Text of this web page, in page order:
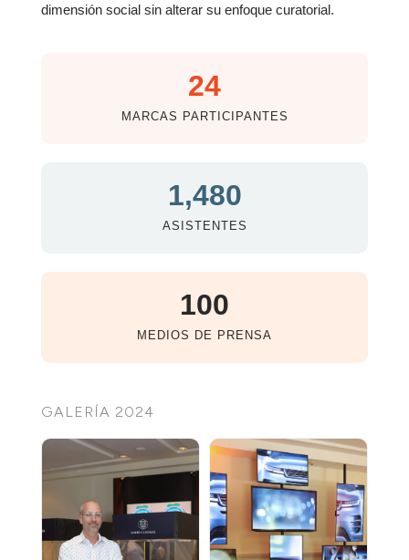
dimensión social sin alterar su enfoque curatorial.
24
MARCAS PARTICIPANTES
1,480
ASISTENTES
100
MEDIOS DE PRENSA
GALERÍA 2024